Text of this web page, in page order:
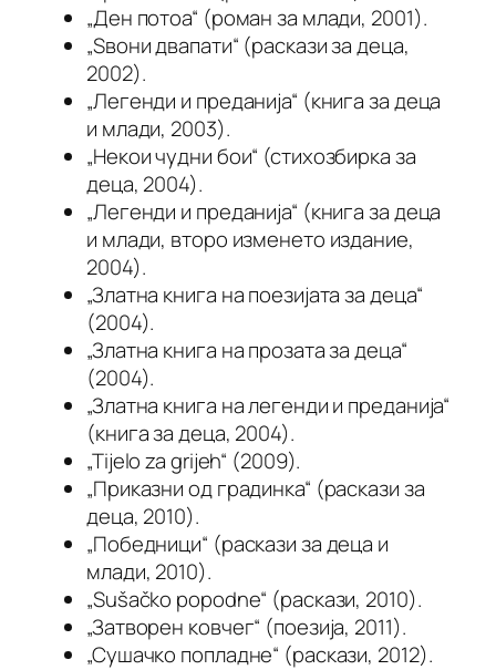
„Ден потоа“ (роман за млади, 2001).
„Ѕвони двапати“ (раскази за деца,
2002).
„Легенди и преданија“ (книга за деца
и млади, 2003).
„Некои чудни бои“ (стихозбирка за
деца, 2004).
„Легенди и преданија“ (книга за деца
и млади, второ изменето издание,
2004).
„Златна книга на поезијата за деца“
(2004).
„Златна книга на прозата за деца“
(2004).
„Златна книга на легенди и преданија“
(книга за деца, 2004).
„Tijelo za grijeh“ (2009).
„Приказни од градинка“ (раскази за
деца, 2010).
„Победници“ (раскази за деца и
млади, 2010).
„Sušačko popodne“ (раскази, 2010).
„Затворен ковчег“ (поезија, 2011).
„Сушачко попладне“ (раскази, 2012).